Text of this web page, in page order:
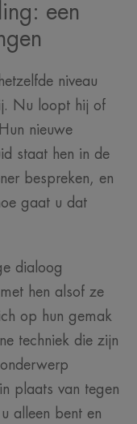
een
niveau
Nu loopt hij of
nieuwe
staat hen in de
bespreken, en
gaat u dat
dialoog
hen alsof ze
op hun gemak
techniek die zijn
plaats van tegen
alleen bent en